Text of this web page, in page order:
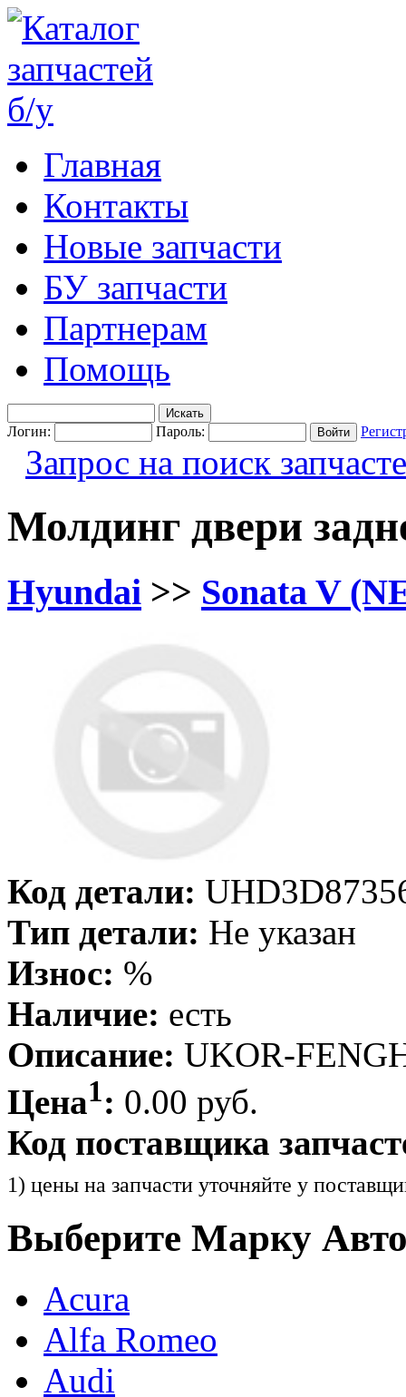
Главная
Контакты
Новые запчасти
БУ запчасти
Партнерам
Помощь
Логин: Пароль:
Запрос на поиск
Молдинг двери
Hyundai >> Sonata V
Код детали:
Тип детали: Не указан
Износ: %
Наличие: есть
Описание: UKOR-
Цена1: 0.00 руб.
Код поставщика
1) цены на запчасти уточняйте у
Выберите Марку
Acura
Alfa Romeo
Audi